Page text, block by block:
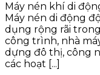
Máy nén khí di
Máy nén di động
dụng rộng rãi
công trình, nhà
dựng đô thị, công
các hoạt [...]